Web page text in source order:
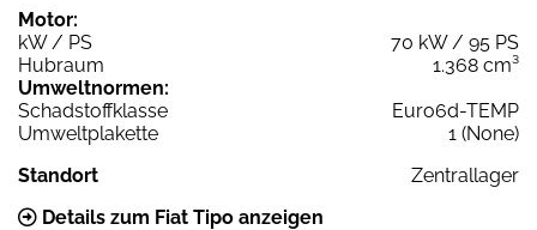
Motor:
kW / PS
70 kW / 95 PS
Hubraum
1.368 cm³
Umweltnormen:
Schadstoffklasse
Euro6d-TEMP
Umweltplakette
1 (None)
Standort
Zentrallager
Details zum Fiat Tipo anzeigen